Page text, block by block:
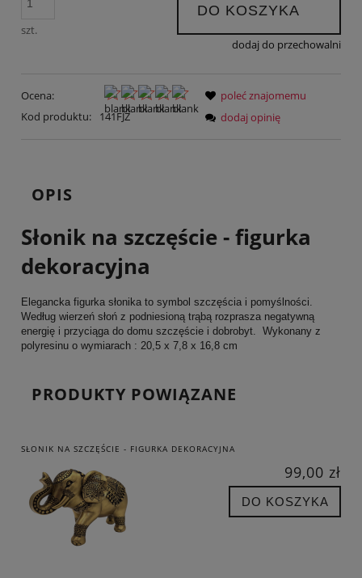
szt.
DO KOSZYKA
dodaj do przechowalni
Ocena:
Kod produktu:
141FJZ
poleć znajomemu
dodaj opinię
OPIS
Słonik na szczęście - figurka
dekoracyjna
Elegancka figurka słonika to symbol szczęścia i pomyślności.
Według wierzeń słoń z podniesioną trąbą rozprasza negatywną
energię i przyciąga do domu szczęście i dobrobyt. Wykonany z
polyresinu o wymiarach : 20,5 x 7,8 x 16,8 cm
PRODUKTY POWIĄZANE
SŁONIK NA SZCZĘŚCIE - FIGURKA DEKORACYJNA
99,00 zł
DO KOSZYKA